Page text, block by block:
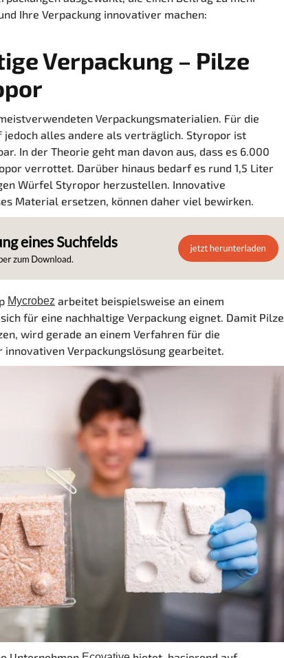
Ihre Verpackung innovativer machen:
Verpackung – Pilze
Verpackungsmaterialien. Für die
alles andere als verträglich. Styropor ist
In der Theorie geht man davon aus, dass es 6.000
verrottet. Darüber hinaus bedarf es rund 1,5 Liter
Würfel Styropor herzustellen. Innovative
Material ersetzen, können daher viel bewirken.
Mycrobez arbeitet beispielsweise an einem
für eine nachhaltige Verpackung eignet. Damit Pilze
wird gerade an einem Verfahren für die
Verpackungslösung gearbeitet.